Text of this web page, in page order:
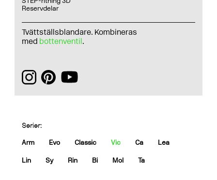
Reservdelar
Tvättställsblandare. Kombineras
med bottenventil.
Serier:
Arm Evo Classic Vic Ca Lea
Lin Sy Rin Bi Mol Ta